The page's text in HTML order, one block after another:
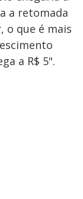
a retomada
o que é mais
a R$ 5".